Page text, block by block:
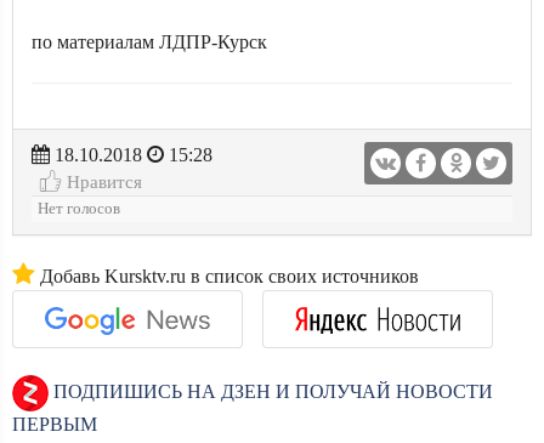
по материалам ЛДПР-Курск
18.10.2018
15:28
Нравится
Нет голосов
Добавь Kursktv.ru в список своих источников
ПОДПИШИСЬ НА ДЗЕН И ПОЛУЧАЙ НОВОСТИ
ПЕРВЫМ